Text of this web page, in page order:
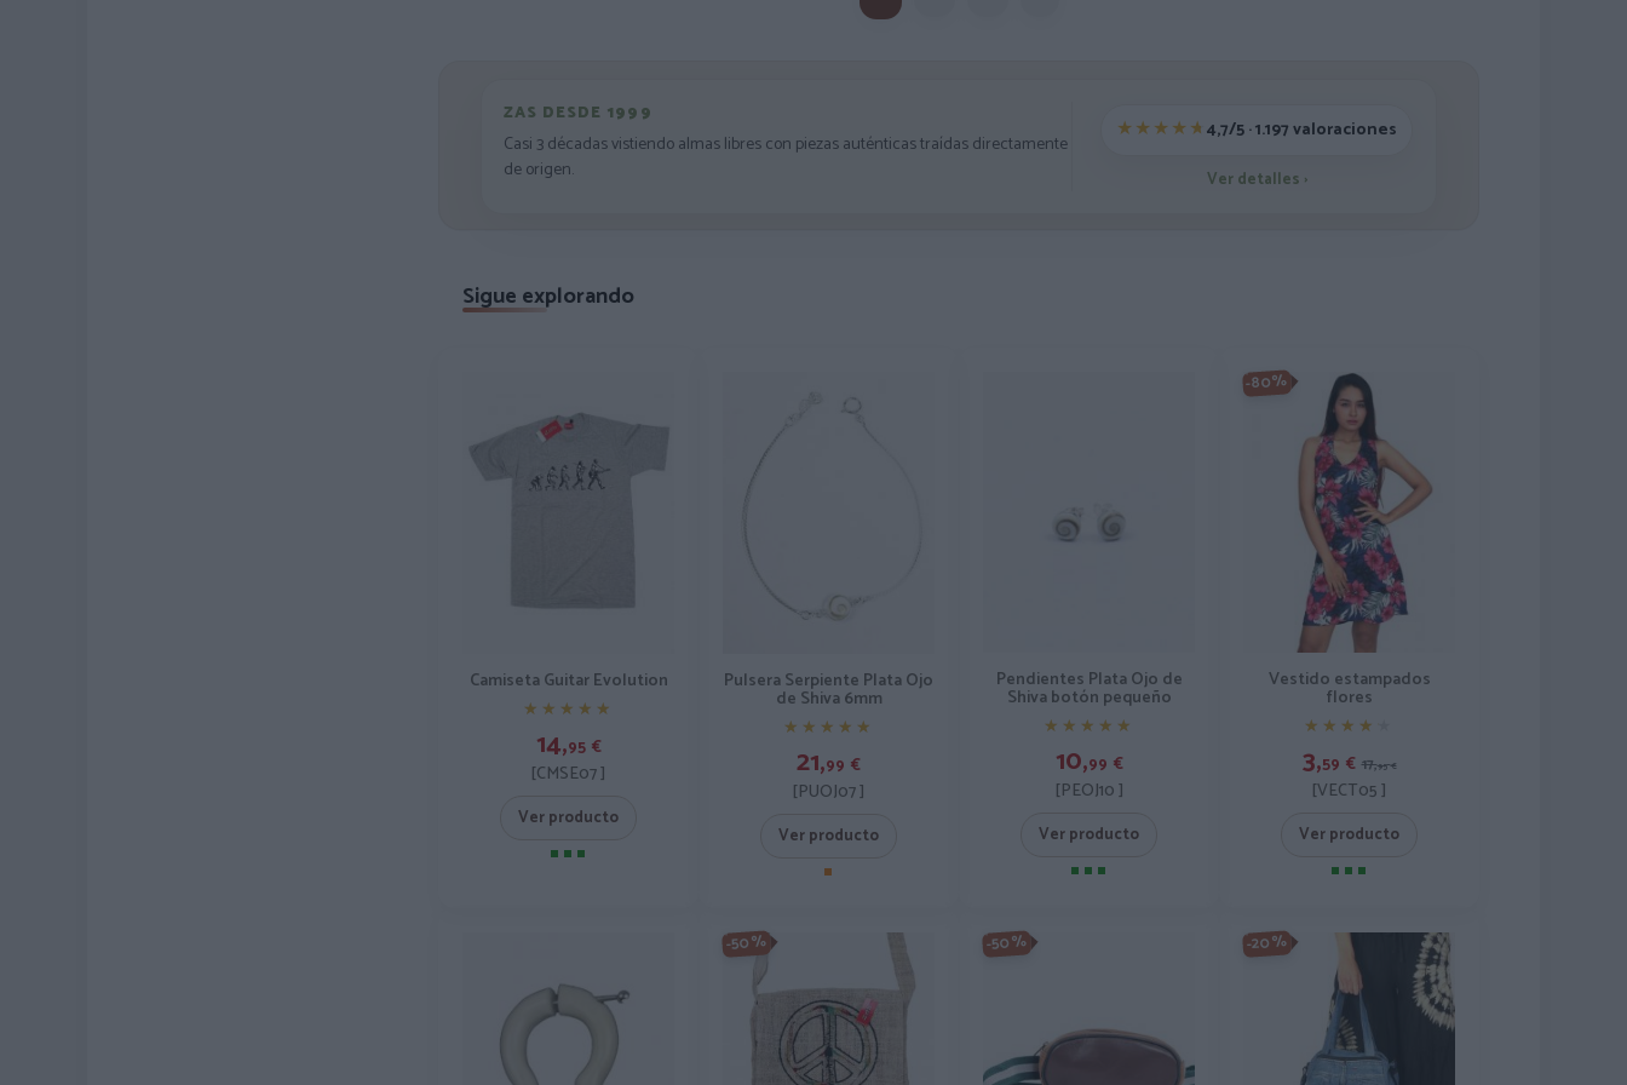
ZAS DESDE 1999
Casi 3 décadas vistiendo almas libres con piezas auténticas traídas directamente
de origen.
4,7/5 · 1.197 valoraciones
Ver detalles ›
Sigue explorando
Camiseta Guitar Evolution
★★★★★
★★★★★
14,95 €
[CMSE07 ]
Ver producto
Pulsera Serpiente Plata Ojo
de Shiva 6mm
★★★★★
★★★★★
21,99 €
[PUOJ07 ]
Ver producto
Pendientes Plata Ojo de
Shiva botón pequeño
★★★★★
★★★★★
10,99 €
[PEOJ10 ]
Ver producto
-80%
Vestido estampados
flores
★★★★★
★★★★★
3,59 € 17,95 €
[VECT05 ]
Ver producto
-50% -50% -20%